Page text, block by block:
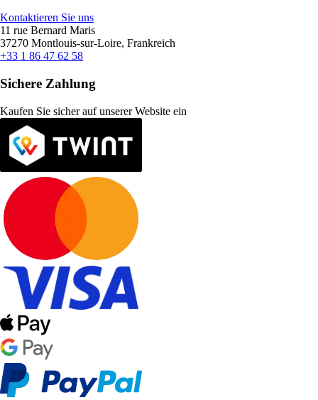
Kontaktieren Sie uns
11 rue Bernard Maris
37270 Montlouis-sur-Loire, Frankreich
+33 1 86 47 62 58
Sichere Zahlung
Kaufen Sie sicher auf unserer Website ein